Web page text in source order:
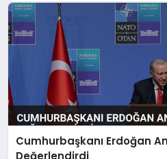
Cumhurbaşkanı Erdoğan
Değerlendirdi